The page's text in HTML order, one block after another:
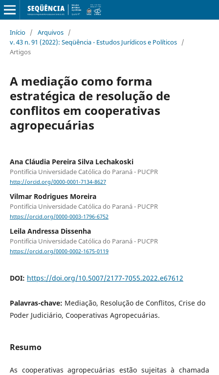
Início / Arquivos /
v. 43 n. 91 (2022): Seqüência - Estudos Jurídicos e Políticos /
Artigos
A mediação como forma
estratégica de resolução de
conflitos em cooperativas
agropecuárias
Ana Cláudia Pereira Silva Lechakoski
Pontifícia Universidade Católica do Paraná - PUCPR
http://orcid.org/0000-0001-7134-8627
Vilmar Rodrigues Moreira
Pontifícia Universidade Católica do Paraná - PUCPR
https://orcid.org/0000-0003-1796-6752
Leila Andressa Dissenha
Pontifícia Universidade Católica do Paraná - PUCPR
https://orcid.org/0000-0002-1675-0119
DOI: https://doi.org/10.5007/2177-7055.2022.e67612
Palavras-chave: Mediação, Resolução de Conflitos, Crise do
Poder Judiciário, Cooperativas Agropecuárias.
Resumo
As cooperativas agropecuárias estão sujeitas à chamada